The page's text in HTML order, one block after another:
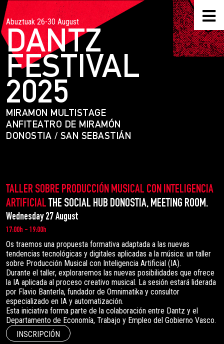
Abuztuak 26-30 August
DANTZ
FESTIVAL
2025
MIRAMON MULTISTAGE
ANFITEATRO DE MIRAMÓN
DONOSTIA / SAN SEBASTIÁN
TALLER SOBRE PRODUCCIÓN MUSICAL CON INTELIGENCIA
ARTIFICIAL THE SOCIAL HUB DONOSTIA, MEETING ROOM.
Wednesday 27 August
17:00h - 19:00h
Os traemos una propuesta formativa adaptada a las nuevas
tendencias tecnológicas y digitales aplicadas a la música: un taller
sobre Producción Musical con Inteligencia Artificial (IA).
Durante el taller, exploraremos las nuevas posibilidades que ofrece
la IA aplicada al proceso creativo musical. La sesión estará liderada
por Flavio Banterla, fundador de Omnimatika y consultor
especializado en IA y automatización.
Esta iniciativa forma parte de la colaboración entre Dantz y el
Departamento de Economía, Trabajo y Empleo del Gobierno Vasco.
INSCRIPCIÓN